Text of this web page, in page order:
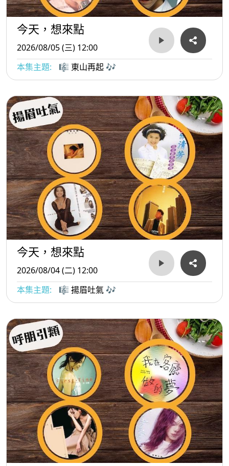
今天，想來點
2026/08/05 (三) 12:00
本集主題:
🎼 東山再起 🎶
今天，想來點
2026/08/04 (二) 12:00
本集主題:
🎼 揚眉吐氣 🎶